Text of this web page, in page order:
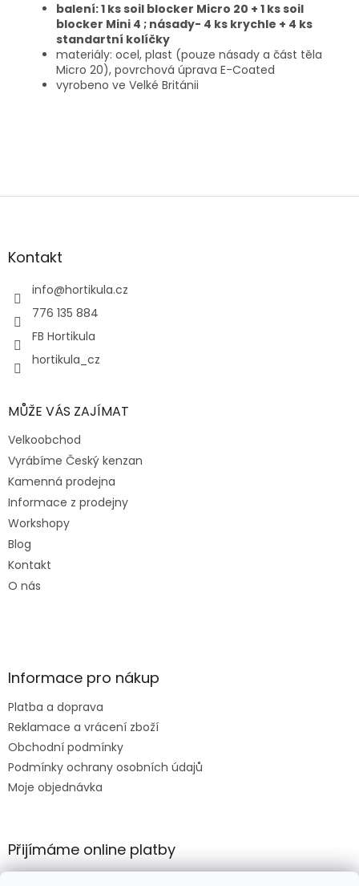
balení: 1 ks soil blocker Micro 20 + 1 ks soil
blocker Mini 4 ; násady- 4 ks krychle + 4 ks
standartní kolíčky
materiály: ocel, plast (pouze násady a část těla
Micro 20), povrchová úprava E-Coated
vyrobeno ve Velké Británii
Z
aKontakt
info@hortikula.cz
776 135 884
FB Hortikula
hortikula_cz
MŮŽE VÁS ZAJÍMAT
Velkoobchod
Vyrábíme Český kenzan
Kamenná prodejna
Informace z prodejny
Workshopy
Blog
Kontakt
O nás
Informace pro nákup
Platba a doprava
Reklamace a vrácení zboží
Obchodní podmínky
Podmínky ochrany osobních údajů
Moje objednávka
Přijímáme online platby